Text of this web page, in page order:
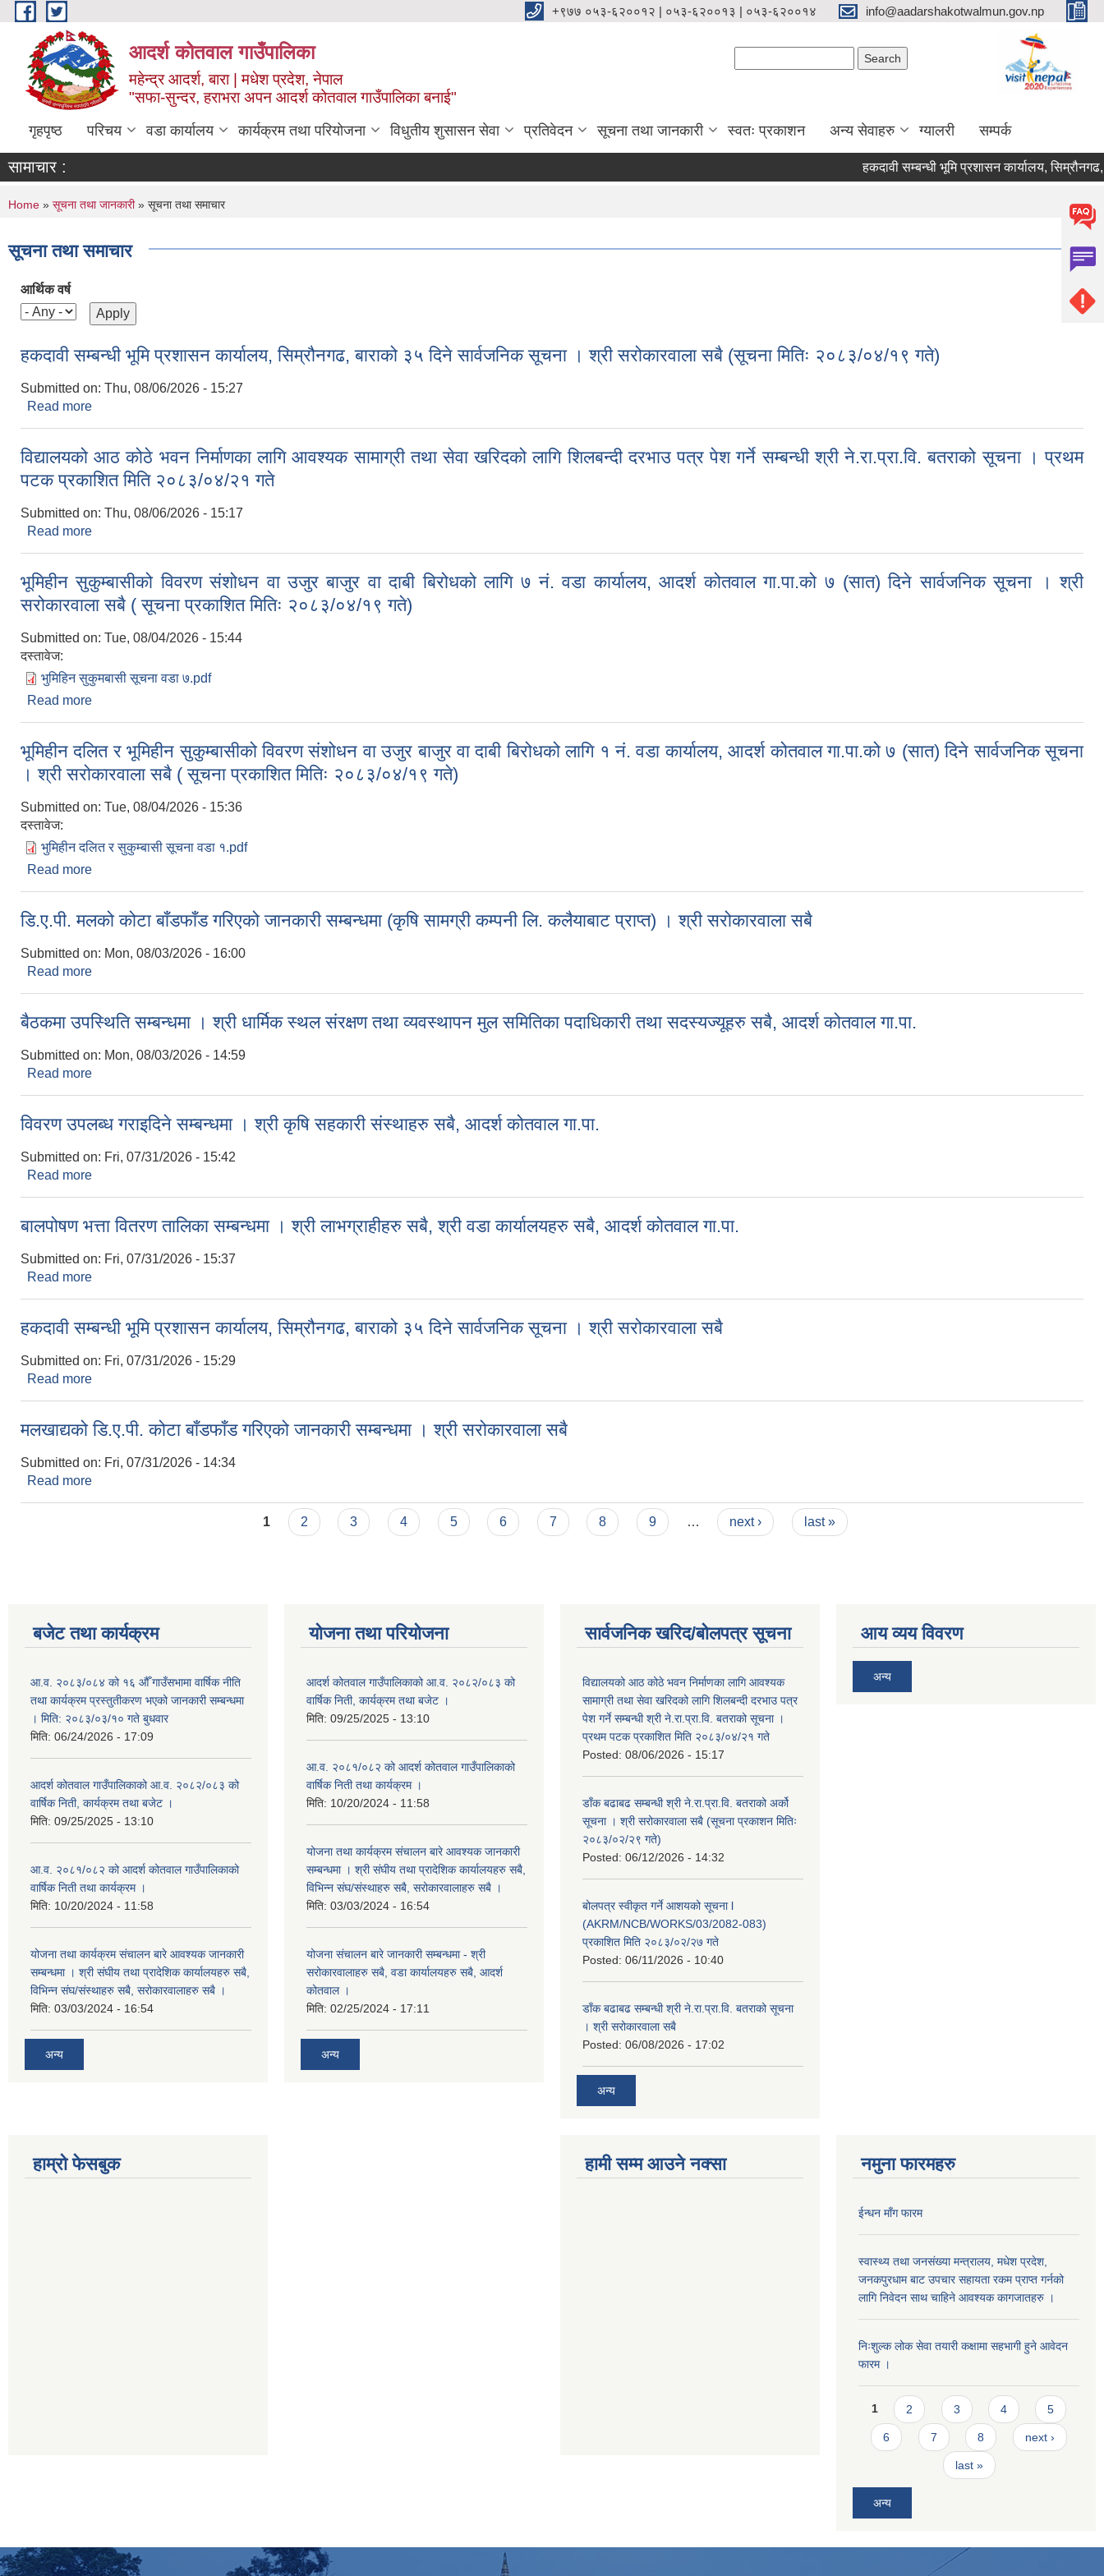
Skip to main content +९७७ ०५३-६२००१२ | ०५३-६२००१३ | ०५३-६२००१४ info@aadarshakotwalmun.gov.np
आदर्श कोतवाल गाउँपालिका
महेन्द्र आदर्श, बारा | मधेश प्रदेश, नेपाल
"सफा-सुन्दर, हराभरा अपन आदर्श कोतवाल गाउँपालिका बनाई"
गृहपृष्ठ परिचय वडा कार्यालय कार्यक्रम तथा परियोजना विधुतीय शुसासन सेवा प्रतिवेदन सूचना तथा जानकारी स्वतः प्रकाशन अन्य सेवाहरु ग्यालरी सम्पर्क
सामाचार : हकदावी सम्बन्धी भूमि प्रशासन कार्यालय, सिम्रौनगढ,
You are here
Home » सूचना तथा जानकारी» सूचना तथा समाचार
सूचना तथा समाचार
आर्थिक वर्ष
हकदावी सम्बन्धी भूमि प्रशासन कार्यालय, सिम्रौनगढ, बाराको ३५ दिने सार्वजनिक सूचना । श्री सरोकारवाला सबै (सूचना मितिः २०८३/०४/१९ गते)
Submitted on: Thu, 08/06/2026 - 15:27
Read more
विद्यालयको आठ कोठे भवन निर्माणका लागि आवश्यक सामाग्री तथा सेवा खरिदको लागि शिलबन्दी दरभाउ पत्र पेश गर्ने सम्बन्धी श्री ने.रा.प्रा.वि. बतराको सूचना । प्रथम
पटक प्रकाशित मिति २०८३/०४/२१ गते
Submitted on: Thu, 08/06/2026 - 15:17
Read more
भूमिहीन सुकुम्बासीको विवरण संशोधन वा उजुर बाजुर वा दाबी बिरोधको लागि ७ नं. वडा कार्यालय, आदर्श कोतवाल गा.पा.को ७ (सात) दिने सार्वजनिक सूचना । श्री
सरोकारवाला सबै ( सूचना प्रकाशित मितिः २०८३/०४/१९ गते)
Submitted on: Tue, 08/04/2026 - 15:44
दस्तावेज:
भुमिहिन सुकुमबासी सूचना वडा ७.pdf
Read more
भूमिहीन दलित र भूमिहीन सुकुम्बासीको विवरण संशोधन वा उजुर बाजुर वा दाबी बिरोधको लागि १ नं. वडा कार्यालय, आदर्श कोतवाल गा.पा.को ७ (सात) दिने सार्वजनिक सूचना
। श्री सरोकारवाला सबै ( सूचना प्रकाशित मितिः २०८३/०४/१९ गते)
Submitted on: Tue, 08/04/2026 - 15:36
दस्तावेज:
भुमिहीन दलित र सुकुम्बासी सूचना वडा १.pdf
Read more
डि.ए.पी. मलको कोटा बाँडफाँड गरिएको जानकारी सम्बन्धमा (कृषि सामग्री कम्पनी लि. कलैयाबाट प्राप्त) । श्री सरोकारवाला सबै
Submitted on: Mon, 08/03/2026 - 16:00
Read more
बैठकमा उपस्थिति सम्बन्धमा । श्री धार्मिक स्थल संरक्षण तथा व्यवस्थापन मुल समितिका पदाधिकारी तथा सदस्यज्यूहरु सबै, आदर्श कोतवाल गा.पा.
Submitted on: Mon, 08/03/2026 - 14:59
Read more
विवरण उपलब्ध गराइदिने सम्बन्धमा । श्री कृषि सहकारी संस्थाहरु सबै, आदर्श कोतवाल गा.पा.
Submitted on: Fri, 07/31/2026 - 15:42
Read more
बालपोषण भत्ता वितरण तालिका सम्बन्धमा । श्री लाभग्राहीहरु सबै, श्री वडा कार्यालयहरु सबै, आदर्श कोतवाल गा.पा.
Submitted on: Fri, 07/31/2026 - 15:37
Read more
हकदावी सम्बन्धी भूमि प्रशासन कार्यालय, सिम्रौनगढ, बाराको ३५ दिने सार्वजनिक सूचना । श्री सरोकारवाला सबै
Submitted on: Fri, 07/31/2026 - 15:29
Read more
मलखाद्यको डि.ए.पी. कोटा बाँडफाँड गरिएको जानकारी सम्बन्धमा । श्री सरोकारवाला सबै
Submitted on: Fri, 07/31/2026 - 14:34
Read more
1 2 3 4 5 6 7 8 9 … next › last »
बजेट तथा कार्यक्रम
आ.व. २०८३/०८४ को १६ औँ गाउँसभामा वार्षिक नीति
तथा कार्यक्रम प्रस्तुतीकरण भएको जानकारी सम्बन्धमा
। मिति: २०८३/०३/१० गते बुधवार
मिति: 06/24/2026 - 17:09
आदर्श कोतवाल गाउँपालिकाको आ.व. २०८२/०८३ को
वार्षिक निती, कार्यक्रम तथा बजेट ।
मिति: 09/25/2025 - 13:10
आ.व. २०८१/०८२ को आदर्श कोतवाल गाउँपालिकाको
वार्षिक निती तथा कार्यक्रम ।
मिति: 10/20/2024 - 11:58
योजना तथा कार्यक्रम संचालन बारे आवश्यक जानकारी
सम्बन्धमा । श्री संघीय तथा प्रादेशिक कार्यालयहरु सबै,
विभिन्‍न संघ/संस्थाहरु सबै, सरोकारवालाहरु सबै ।
मिति: 03/03/2024 - 16:54
अन्य
योजना तथा परियोजना
आदर्श कोतवाल गाउँपालिकाको आ.व. २०८२/०८३ को
वार्षिक निती, कार्यक्रम तथा बजेट ।
मिति: 09/25/2025 - 13:10
आ.व. २०८१/०८२ को आदर्श कोतवाल गाउँपालिकाको
वार्षिक निती तथा कार्यक्रम ।
मिति: 10/20/2024 - 11:58
योजना तथा कार्यक्रम संचालन बारे आवश्यक जानकारी
सम्बन्धमा । श्री संघीय तथा प्रादेशिक कार्यालयहरु सबै,
विभिन्‍न संघ/संस्थाहरु सबै, सरोकारवालाहरु सबै ।
मिति: 03/03/2024 - 16:54
योजना संचालन बारे जानकारी सम्बन्धमा - श्री
सरोकारवालाहरु सबै, वडा कार्यालयहरु सबै, आदर्श
कोतवाल ।
मिति: 02/25/2024 - 17:11
अन्य
सार्वजनिक खरिद/बोलपत्र सूचना
विद्यालयको आठ कोठे भवन निर्माणका लागि आवश्यक
सामाग्री तथा सेवा खरिदको लागि शिलबन्दी दरभाउ पत्र
पेश गर्ने सम्बन्धी श्री ने.रा.प्रा.वि. बतराको सूचना ।
प्रथम पटक प्रकाशित मिति २०८३/०४/२१ गते
Posted: 08/06/2026 - 15:17
डाँक बढाबढ सम्बन्धी श्री ने.रा.प्रा.वि. बतराको अर्को
सूचना । श्री सरोकारवाला सबै (सूचना प्रकाशन मितिः
२०८३/०२/२९ गते)
Posted: 06/12/2026 - 14:32
बोलपत्र स्वीकृत गर्ने आशयको सूचना l
(AKRM/NCB/WORKS/03/2082-083)
प्रकाशित मिति २०८३/०२/२७ गते
Posted: 06/11/2026 - 10:40
डाँक बढाबढ सम्बन्धी श्री ने.रा.प्रा.वि. बतराको सूचना
। श्री सरोकारवाला सबै
Posted: 06/08/2026 - 17:02
अन्य
आय व्यय विवरण
अन्य
हाम्रो फेसबुक हामी सम्म आउने नक्सा नमुना फारमहरु
ईन्धन माँग फारम
स्वास्थ्य तथा जनसंख्या मन्त्रालय, मधेश प्रदेश,
जनकपुरधाम बाट उपचार सहायता रकम प्राप्त गर्नको
लागि निवेदन साथ चाहिने आवश्यक कागजातहरु ।
निःशुल्क लोक सेवा तयारी कक्षामा सहभागी हुने आवेदन
फारम ।
Pages
1 2 3 4 5
6 7 8 next ›
last »
अन्य